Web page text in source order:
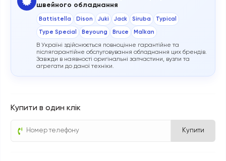
швейного обладнання
Battistella Dison Juki Jack Siruba Typical
Type Special Beyoung Bruce Malkan
В Україні здійснюється повноцінне гарантійне та
післягарантійне обслуговування обладнання цих брендів.
Завжди в наявності оригінальні запчастини, вузли та
агрегати до даної техніки.
Купити в один клік
Купити